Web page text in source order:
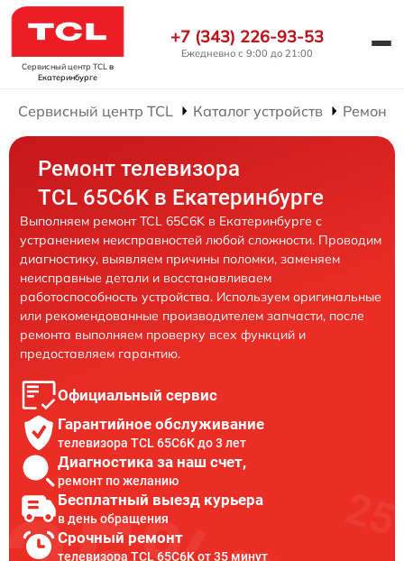
Сервисный центр TCL в
Екатеринбурге
+7 (343) 226-93-53
Ежедневно с 9:00 до 21:00
Сервисный центр TCL Каталог устройств Ремонт
Ремонт телевизора
TCL 65C6K в Екатеринбурге
Выполняем ремонт TCL 65C6K в Екатеринбурге с
устранением неисправностей любой сложности. Проводим
диагностику, выявляем причины поломки, заменяем
неисправные детали и восстанавливаем
работоспособность устройства. Используем оригинальные
или рекомендованные производителем запчасти, после
ремонта выполняем проверку всех функций и
предоставляем гарантию.
Официальный сервис
Гарантийное обслуживание
телевизора TCL 65C6K до 3 лет
Диагностика за наш счет,
ремонт по желанию
Бесплатный выезд курьера
в день обращения
Срочный ремонт
телевизора TCL 65C6K от 35 минут